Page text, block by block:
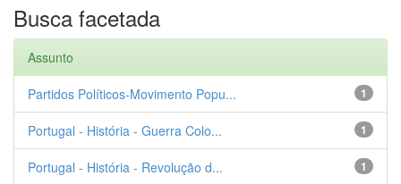
Busca facetada
Assunto
1
Partidos Políticos-Movimento Popu...
1
Portugal - História - Guerra Colo...
1
Portugal - História - Revolução d...